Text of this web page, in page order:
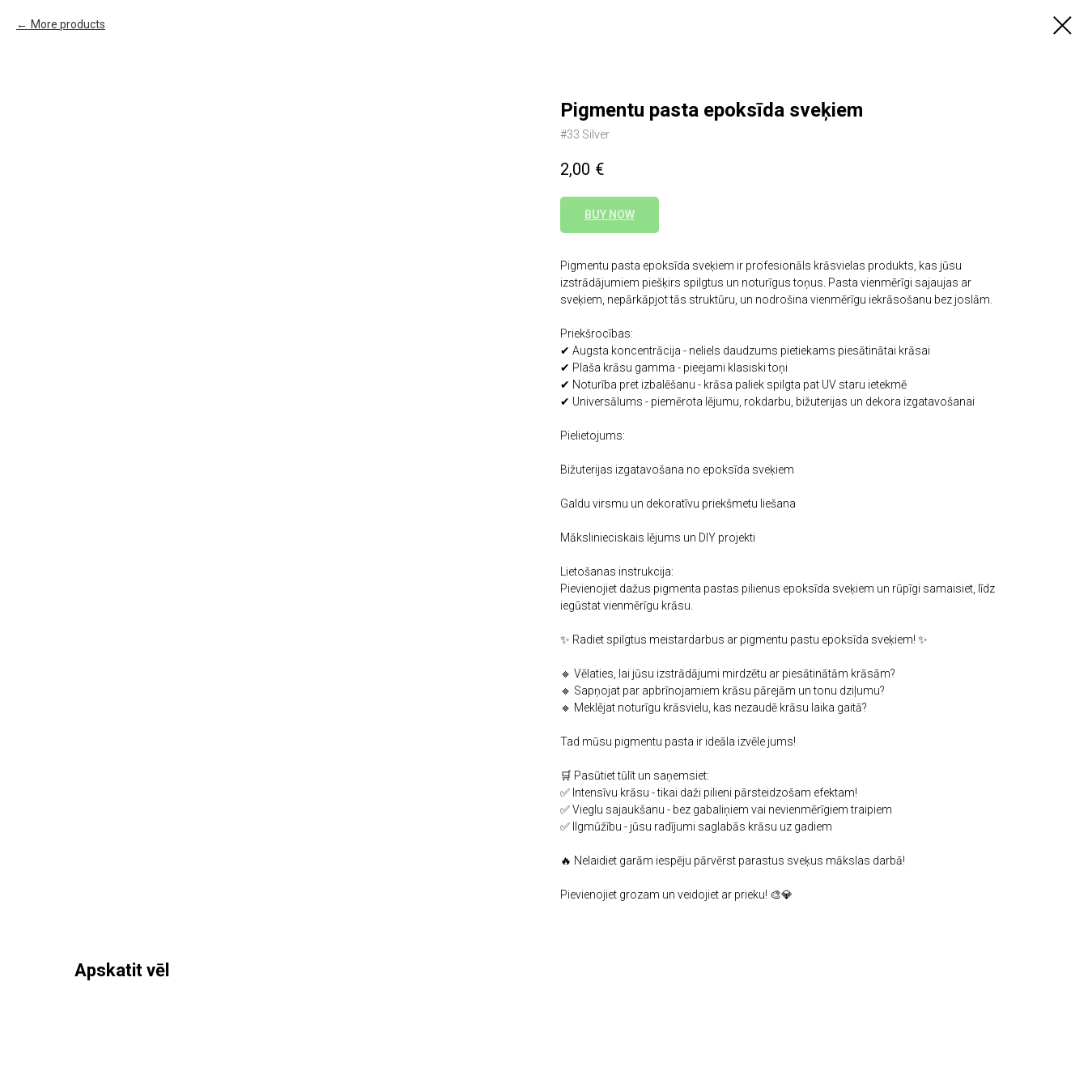
More products
Pigmentu pasta epoksīda sveķiem
#33 Silver
2,00 €
BUY NOW
Pigmentu pasta epoksīda sveķiem ir profesionāls krāsvielas produkts, kas jūsu
izstrādājumiem piešķirs spilgtus un noturīgus toņus. Pasta vienmērīgi sajaujas ar
sveķiem, nepārkāpjot tās struktūru, un nodrošina vienmērīgu iekrāsošanu bez joslām.
Priekšrocības:
✔ Augsta koncentrācija - neliels daudzums pietiekams piesātinātai krāsai
✔ Plaša krāsu gamma - pieejami klasiski toņi
✔ Noturība pret izbalēšanu - krāsa paliek spilgta pat UV staru ietekmē
✔ Universālums - piemērota lējumu, rokdarbu, bižuterijas un dekora izgatavošanai
Pielietojums:
Bižuterijas izgatavošana no epoksīda sveķiem
Galdu virsmu un dekoratīvu priekšmetu liešana
Mākslinieciskais lējums un DIY projekti
Lietošanas instrukcija:
Pievienojiet dažus pigmenta pastas pilienus epoksīda sveķiem un rūpīgi samaisiet, līdz
iegūstat vienmērīgu krāsu.
✨ Radiet spilgtus meistardarbus ar pigmentu pastu epoksīda sveķiem! ✨
🔹 Vēlaties, lai jūsu izstrādājumi mirdzētu ar piesātinātām krāsām?
🔹 Sapņojat par apbrīnojamiem krāsu pārejām un tonu dziļumu?
🔹 Meklējat noturīgu krāsvielu, kas nezaudē krāsu laika gaitā?
Tad mūsu pigmentu pasta ir ideāla izvēle jums!
🛒 Pasūtiet tūlīt un saņemsiet:
✅ Intensīvu krāsu - tikai daži pilieni pārsteidzošam efektam!
✅ Vieglu sajaukšanu - bez gabaliņiem vai nevienmērīgiem traipiem
✅ Ilgmūžību - jūsu radījumi saglabās krāsu uz gadiem
🔥 Nelaidiet garām iespēju pārvērst parastus sveķus mākslas darbā!
Pievienojiet grozam un veidojiet ar prieku! 🎨💎
Apskatit vēl